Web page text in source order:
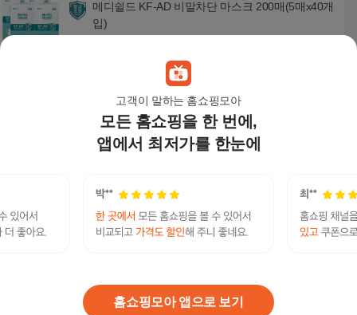
고객이 말하는 홈쇼핑모아
모든 홈쇼핑을 한 번에,
앱에서 최저가를 한눈에
홈쇼핑모아 앱으로 보기
메디쉴드 KF-AD 비말차단 마스크 200매(5매x40개
입)
에버뉴크린 비말차단 여름용 마스크 베이지(대형)
100매
21,900 원
에버뉴크린 새부리형 비말차단마스크KF-AD베이
3%10,580원